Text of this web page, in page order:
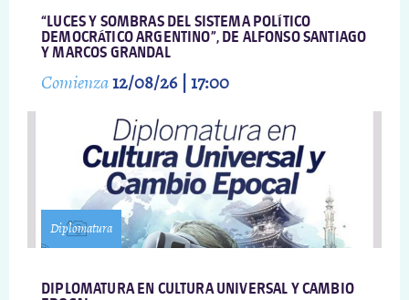
“LUCES Y SOMBRAS DEL SISTEMA POLÍTICO
DEMOCRÁTICO ARGENTINO”, DE ALFONSO SANTIAGO
Y MARCOS GRANDAL
Comienza12/08/26 | 17:00
Diplomatura
DIPLOMATURA EN CULTURA UNIVERSAL Y CAMBIO